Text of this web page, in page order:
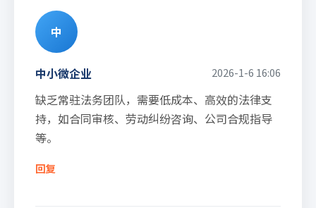
中
中小微企业 2026-1-6 16:06
缺乏常驻法务团队，需要低成本、高效的法律支
持，如合同审核、劳动纠纷咨询、公司合规指导
等。
回复